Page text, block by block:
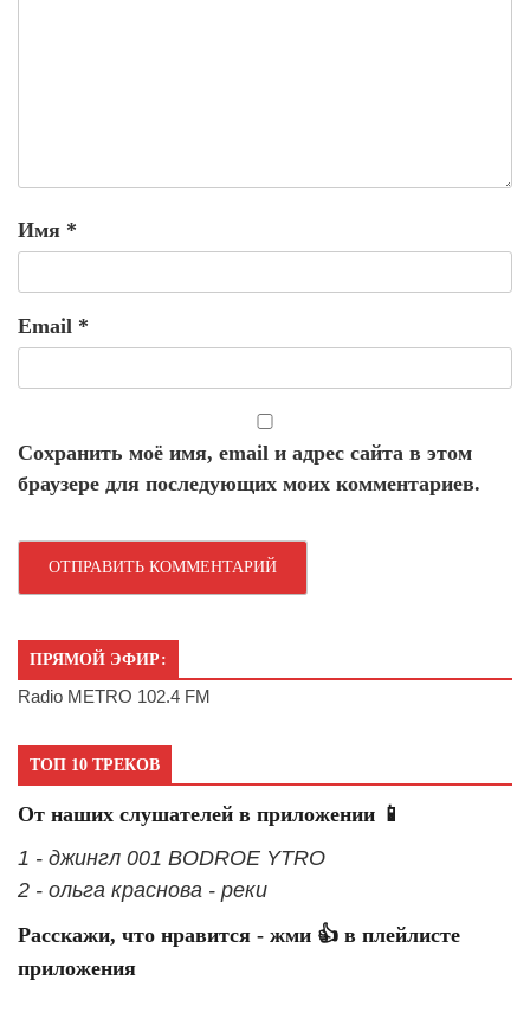
Имя *
Email *
Сохранить моё имя, email и адрес сайта в этом
браузере для последующих моих комментариев.
ПРЯМОЙ ЭФИР:
Radio METRO 102.4 FM
ТОП 10 ТРЕКОВ
От наших слушателей в приложении 📱
1 - джингл 001 BODROE YTRO
2 - ольга краснова - реки
Расскажи, что нравится - жми 👍 в плейлисте
приложения